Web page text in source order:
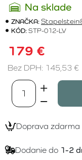
Na sklade
ZNAČKA:
KÓD:STP-012-LV
179 €
Bez DPH: 145,53 €
Doprava zdarma
Dodanie do 1-2